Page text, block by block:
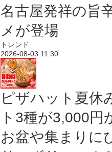
名古屋発祥の旨
メが登場
トレンド
2026-08-03 11:30
ピザハット夏休
ト3種が3,000円
お盆や集まりに